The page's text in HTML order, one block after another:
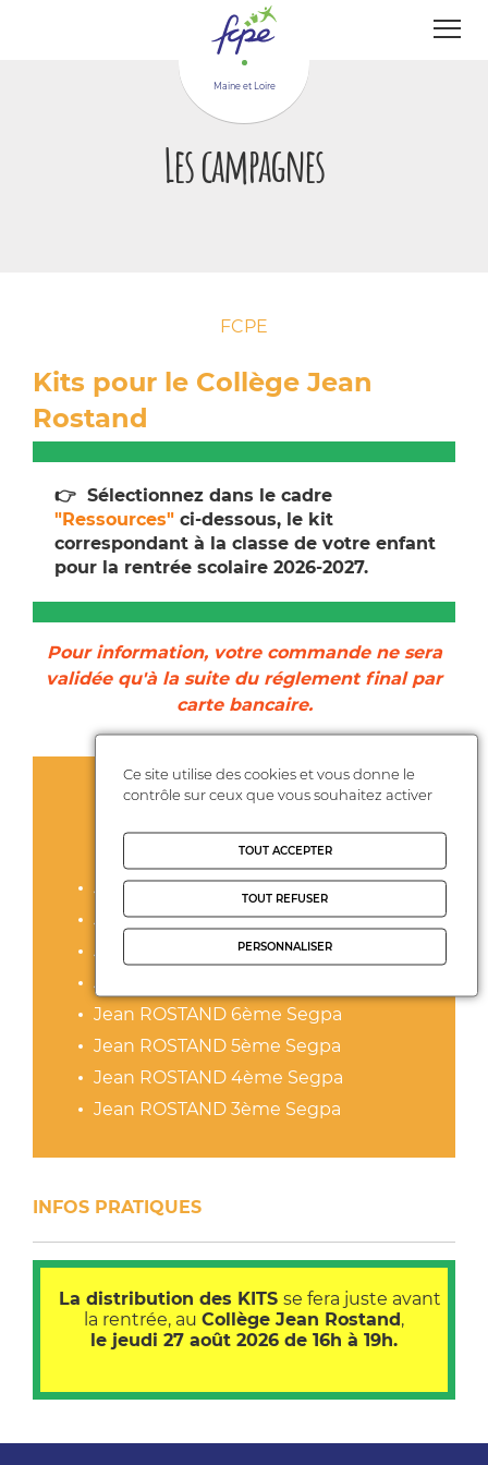
Maine et Loire
Les campagnes
FCPE
Kits pour le Collège Jean
Rostand
👉 Sélectionnez dans le cadre
"Ressources" ci-dessous, le kit
correspondant à la classe de votre enfant
pour la rentrée scolaire 2026‑2027.
Pour information, votre commande ne sera
validée qu'à la suite du réglement final par
carte bancaire.
RESSOURCES
Jean ROSTAND 6ème
Jean ROSTAND 5ème
Jean ROSTAND 4ème
Jean ROSTAND 3ème
Jean ROSTAND 6ème Segpa
Jean ROSTAND 5ème Segpa
Jean ROSTAND 4ème Segpa
Jean ROSTAND 3ème Segpa
INFOS PRATIQUES
La distribution des KITS se fera juste avant
la rentrée, au Collège Jean Rostand,
le jeudi 27 août 2026 de 16h à 19h.
Panneau de gestion des cookies
Ce site utilise des cookies et vous donne le
contrôle sur ceux que vous souhaitez activer
TOUT ACCEPTER
TOUT REFUSER
PERSONNALISER